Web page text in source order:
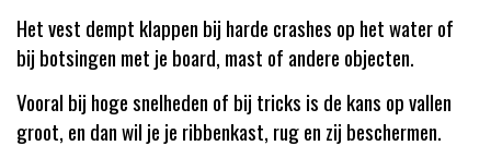
Het vest dempt klappen bij harde crashes op het water of
bij botsingen met je board, mast of andere objecten.
Vooral bij hoge snelheden of bij tricks is de kans op vallen
groot, en dan wil je je ribbenkast, rug en zij beschermen.